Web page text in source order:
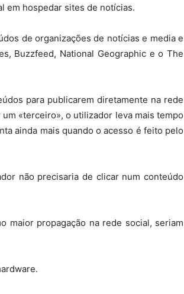
em hospedar sites de notícias.
de organizações de notícias e media e
Buzzfeed, National Geographic e o The
para publicarem diretamente na rede
«terceiro», o utilizador leva mais tempo
ainda mais quando o acesso é feito pelo
não precisaria de clicar num conteúdo
maior propagação na rede social, seriam